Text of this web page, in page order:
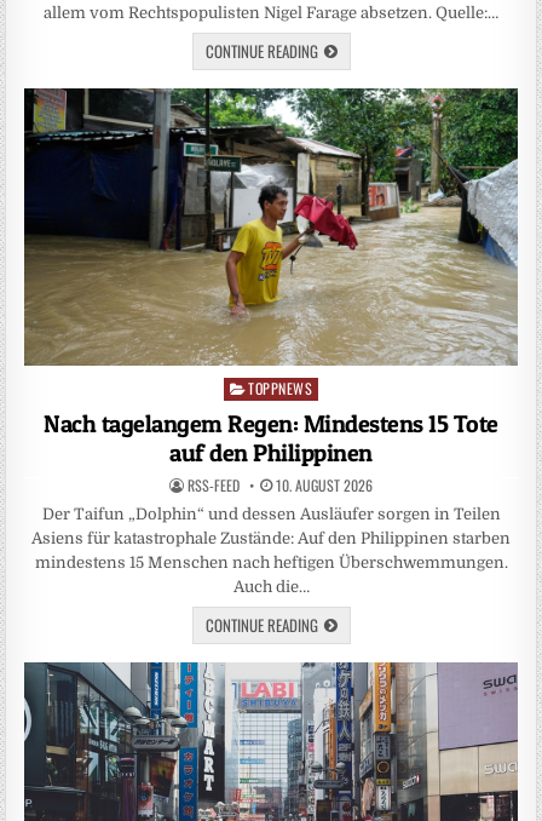
allem vom Rechtspopulisten Nigel Farage absetzen. Quelle:…
CONTINUE READING
Posted
in
TOPPNEWS
Nach tagelangem Regen: Mindestens 15 Tote
auf den Philippinen
RSS-FEED 10. AUGUST 2026
Der Taifun „Dolphin“ und dessen Ausläufer sorgen in Teilen
Asiens für katastrophale Zustände: Auf den Philippinen starben
mindestens 15 Menschen nach heftigen Überschwemmungen.
Auch die…
CONTINUE READING